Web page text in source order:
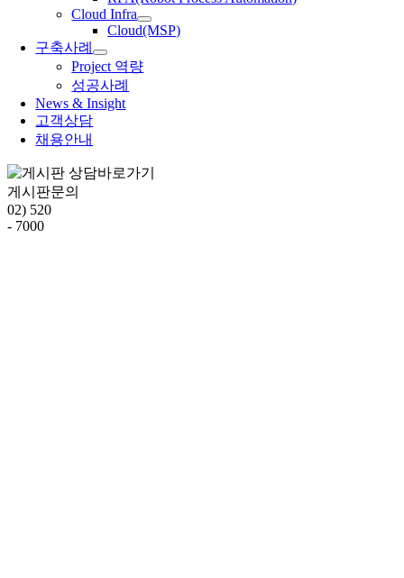
Cloud Infra
Cloud(MSP)
구축사례
Project 역량
성공사례
News & Insight
고객상담
채용안내
게시판문의
02) 520
- 7000